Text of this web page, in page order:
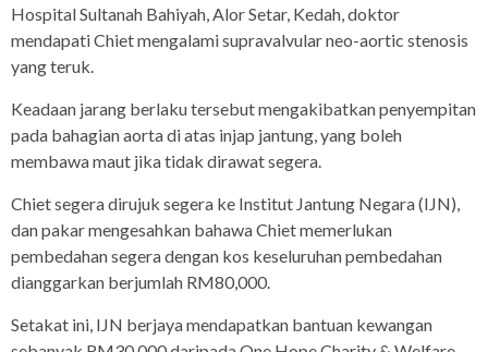
Hospital Sultanah Bahiyah, Alor Setar, Kedah, doktor
mendapati Chiet mengalami supravalvular neo-aortic stenosis
yang teruk.
Keadaan jarang berlaku tersebut mengakibatkan penyempitan
pada bahagian aorta di atas injap jantung, yang boleh
membawa maut jika tidak dirawat segera.
Chiet segera dirujuk segera ke Institut Jantung Negara (IJN),
dan pakar mengesahkan bahawa Chiet memerlukan
pembedahan segera dengan kos keseluruhan pembedahan
dianggarkan berjumlah RM80,000.
Setakat ini, IJN berjaya mendapatkan bantuan kewangan